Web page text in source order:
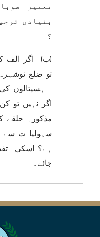
تعمیر
بنیادی
؟
(ب) اگر الف
ہسپتالوں
اگر نہیں تو
مذکورہ
سہولیا ت سے
ہے؟ اسکی
جائے۔